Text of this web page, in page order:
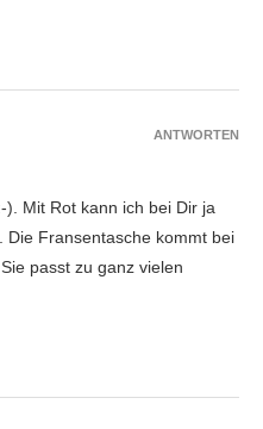
Mit Rot kann ich bei Dir ja
Die Fransentasche kommt bei
passt zu ganz vielen
ANTWORTEN